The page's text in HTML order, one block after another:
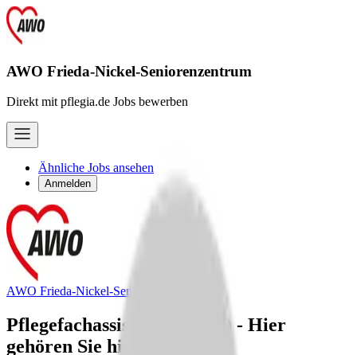
AWO Frieda-Nickel-Seniorenzentrum
Direkt mit pflegia.de Jobs bewerben
Ähnliche Jobs ansehen
Anmelden
AWO Frieda-Nickel-Seniorenzentrum
Pflegefachassistenz (w/m/d) - Hier
gehören Sie hin!